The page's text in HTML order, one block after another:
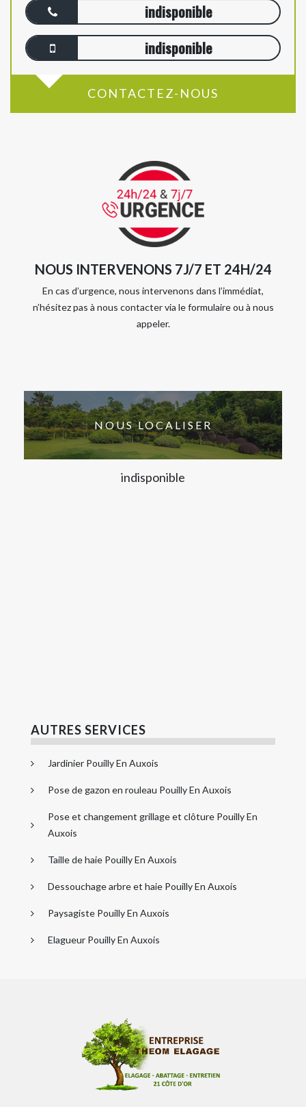
indisponible
indisponible
CONTACTEZ-NOUS
NOUS INTERVENONS 7J/7 ET 24H/24
En cas d’urgence, nous intervenons dans l’immédiat,
n’hésitez pas à nous contacter via le formulaire ou à nous
appeler.
NOUS LOCALISER
indisponible
AUTRES SERVICES
Jardinier Pouilly En Auxois
Pose de gazon en rouleau Pouilly En Auxois
Pose et changement grillage et clôture Pouilly En
Auxois
Taille de haie Pouilly En Auxois
Dessouchage arbre et haie Pouilly En Auxois
Paysagiste Pouilly En Auxois
Elagueur Pouilly En Auxois